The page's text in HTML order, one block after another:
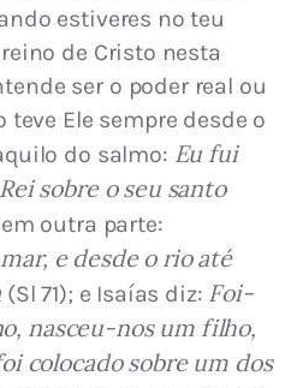
estiveres no teu
de Cristo nesta
ser o poder real ou
Ele sempre desde o
do salmo: Eu fui
sobre o seu santo
outra parte:
e desde o rio até
(Sl 71); e Isaías diz: Foi-
nasceu-nos um filho,
colocado sobre um dos